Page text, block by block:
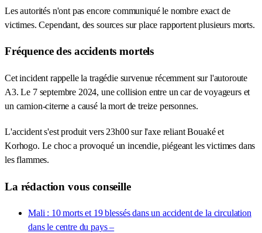
Les autorités n'ont pas encore communiqué le nombre exact de
victimes. Cependant, des sources sur place rapportent plusieurs morts.
Fréquence des accidents mortels
Cet incident rappelle la tragédie survenue récemment sur l'autoroute
A3. Le 7 septembre 2024, une collision entre un car de voyageurs et
un camion-citerne a causé la mort de treize personnes.
L'accident s'est produit vers 23h00 sur l'axe reliant Bouaké et
Korhogo. Le choc a provoqué un incendie, piégeant les victimes dans
les flammes.
La rédaction vous conseille
Mali : 10 morts et 19 blessés dans un accident de la circulation
dans le centre du pays –